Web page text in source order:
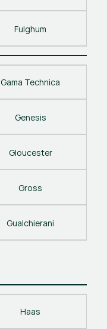
Fulghum
Gama Technica
Genesis
Gloucester
Gross
Gualchierani
Haas